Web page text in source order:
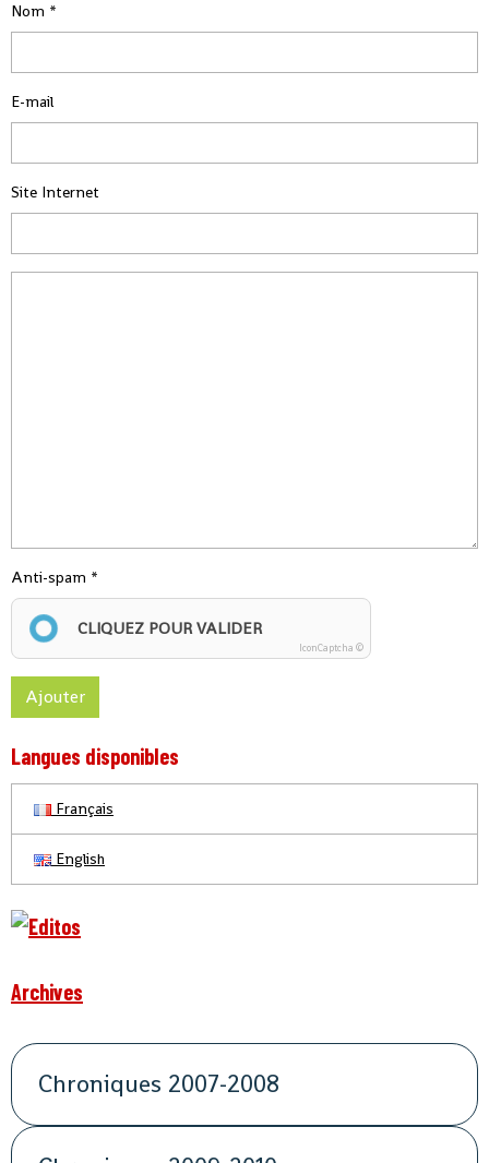
Nom
E-mail
Site Internet
Anti-spam
CLIQUEZ POUR VALIDER
IconCaptcha ©
Ajouter
Langues disponibles
Français
English
Archives
Chroniques 2007-2008